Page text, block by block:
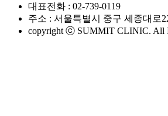
대표전화 : 02-739-0119
주소 : 서울특별시 중구 세종대로
copyright ⓒ SUMMIT CLINIC. All